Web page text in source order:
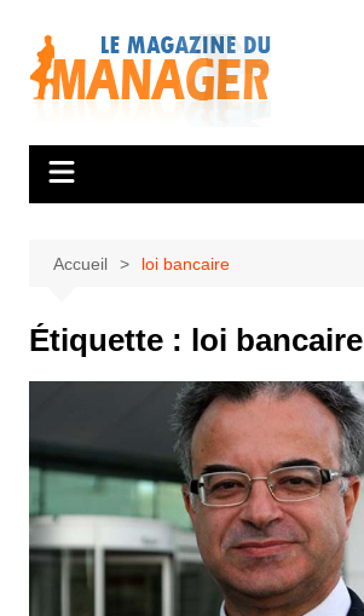
contenu
Accueil loi bancaire
Étiquette : loi bancaire